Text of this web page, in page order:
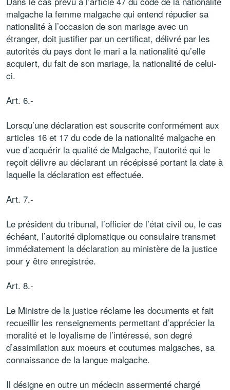
malgache la femme malgache qui entend répudier sa
nationalité à l’occasion de son mariage avec un
étranger, doit justifier par un certificat, délivré par les
autorités du pays dont le mari a la nationalité qu’elle
acquiert, du fait de son mariage, la nationalité de celui-
ci.
Art. 6.-
Lorsqu’une déclaration est souscrite conformément aux
articles 16 et 17 du code de la nationalité malgache en
vue d’acquérir la qualité de Malgache, l’autorité qui le
reçoit délivre au déclarant un récépissé portant la date à
laquelle la déclaration est effectuée.
Art. 7.-
Le président du tribunal, l’officier de l’état civil ou, le cas
échéant, l’autorité diplomatique ou consulaire transmet
immédiatement la déclaration au ministère de la justice
pour y être enregistrée.
Art. 8.-
Le Ministre de la justice réclame les documents et fait
recueillir les renseignements permettant d’apprécier la
moralité et le loyalisme de l’intéressé, son degré
d’assimilation aux moeurs et coutumes malgaches, sa
connaissance de la langue malgache.
Il désigne en outre un médecin assermenté chargé